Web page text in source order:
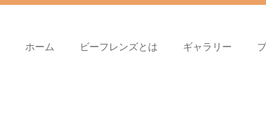
ホーム ビーフレンズとは ギャラリー